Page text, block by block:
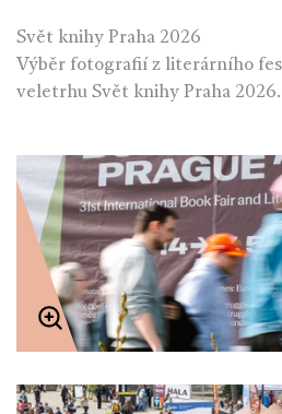
Svět knihy Praha 2026
Výběr fotografií z literárního
veletrhu Svět knihy Praha 2026.